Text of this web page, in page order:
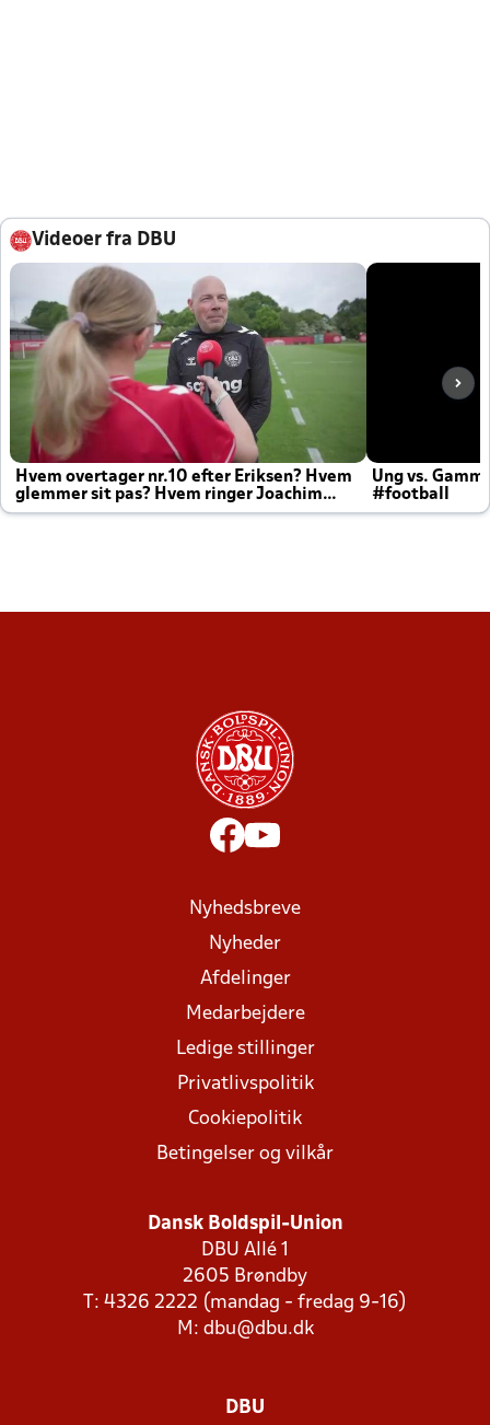
Videoer fra DBU
Hvem overtager nr.10 efter Eriksen? Hvem
glemmer sit pas? Hvem ringer Joachim
altid til efter kampe?
Ung vs.
#football
Nyhedsbreve
Nyheder
Afdelinger
Medarbejdere
Ledige stillinger
Privatlivspolitik
Cookiepolitik
Betingelser og vilkår
Dansk Boldspil-Union
DBU Allé 1
2605 Brøndby
T: 4326 2222 (mandag - fredag 9-16)
M: dbu@dbu.dk
DBU